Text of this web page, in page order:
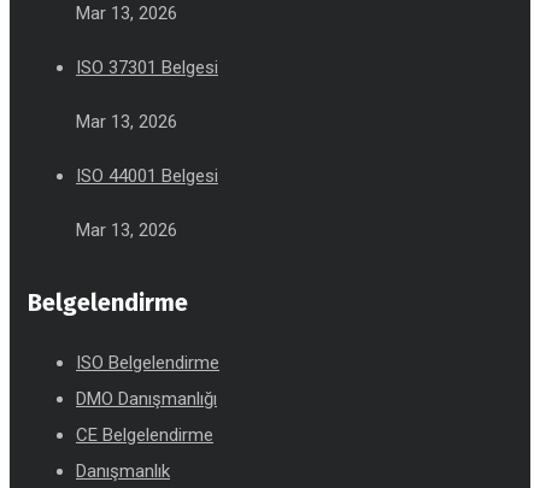
Mar 13, 2026
ISO 37301 Belgesi
Mar 13, 2026
ISO 44001 Belgesi
Mar 13, 2026
Belgelendirme
ISO Belgelendirme
DMO Danışmanlığı
CE Belgelendirme
Danışmanlık